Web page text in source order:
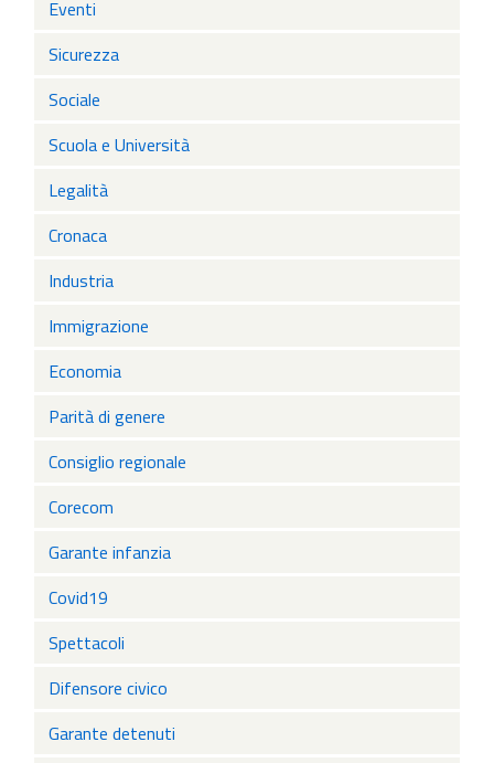
Eventi
Sicurezza
Sociale
Scuola e Università
Legalità
Cronaca
Industria
Immigrazione
Economia
Parità di genere
Consiglio regionale
Corecom
Garante infanzia
Covid19
Spettacoli
Difensore civico
Garante detenuti